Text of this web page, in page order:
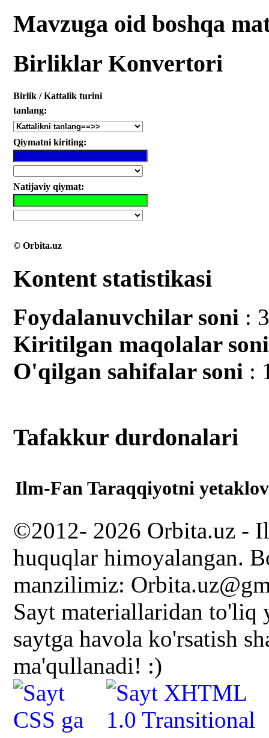
Mavzuga oid boshqa
Birliklar Konvertori
Birlik / Kattalik turini
tanlang:
Qiymatni kiriting:
Natijaviy qiymat:
© Orbita.uz
Kontent statistikasi
Foydalanuvchilar soni :
Kiritilgan mаqolalar soni
O'qilgan sahifalar soni :
Tafakkur durdonalari
Ilm-Fan Taraqqiyotni
©2012- 2026 Orbita.uz -
huquqlar himoyalangan.
manzilimiz:
Sayt materiallaridan
saytga havola ko'rsatish
ma'qullanadi! :)